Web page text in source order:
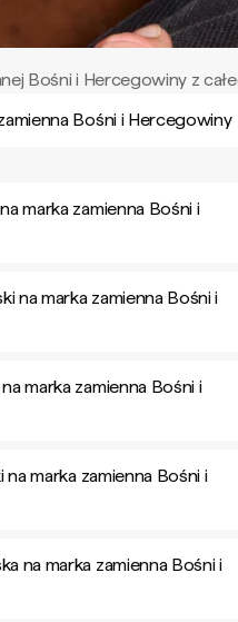
Bośni i Hercegowiny z
Bośni i Hercegowiny
marka zamienna Bośni i
na marka zamienna Bośni i
marka zamienna Bośni i
marka zamienna Bośni i
na marka zamienna Bośni i